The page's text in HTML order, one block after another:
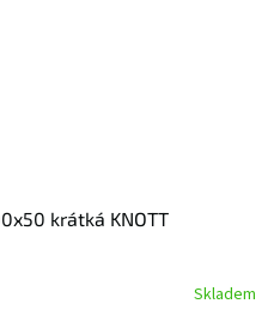
krátká KNOTT
Skladem